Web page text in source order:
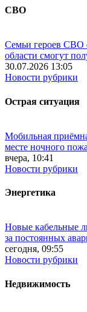
СВО
Семьи героев СВО
области смогут
30.07.2026 13:05
Новости рубрики
Острая ситуация
Мобильная
месте ночного
вчера, 10:41
Новости рубрики
Энергетика
Новые кабельные
за постоянных
сегодня, 09:55
Новости рубрики
Недвижимость